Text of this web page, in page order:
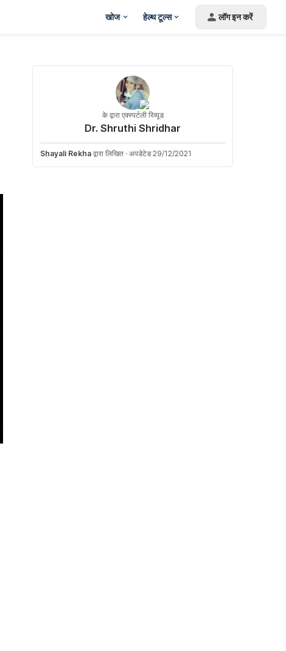
खोज हेल्थ टूल्स लॉग इन करें
के द्वारा एक्स्पर्टली रिव्यूड
Dr. Shruthi Shridhar
Shayali Rekha द्वारा लिखित · अपडेटेड 29/12/2021